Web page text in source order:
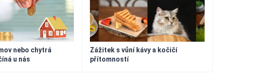
nebo chytrá
u nás
Zážitek s vůní kávy a kočičí
přítomností